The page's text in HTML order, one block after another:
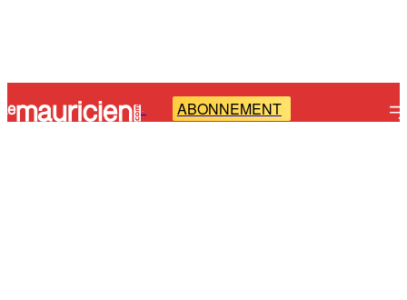
- ABONNEMENT